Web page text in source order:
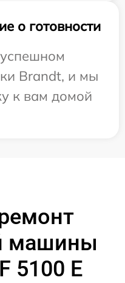
о готовности
Brandt, и мы
к вам домой
машины
5100 E